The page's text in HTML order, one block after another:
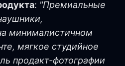
: "Премиальные
минималистичном
мягкое студийное
продакт-фотографии